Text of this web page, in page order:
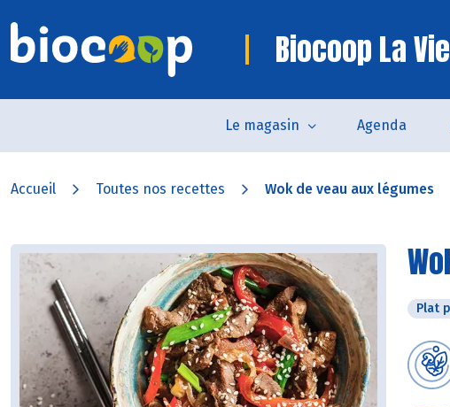
Biocoop La
Le magasin Agenda
Accueil Toutes nos recettes Wok de veau aux légumes
Plat